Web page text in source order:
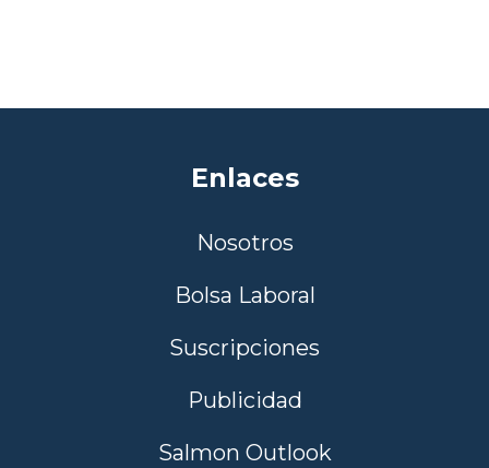
Enlaces
Nosotros
Bolsa Laboral
Suscripciones
Publicidad
Salmon Outlook